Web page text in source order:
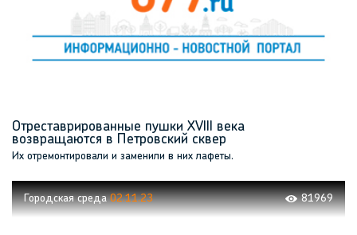
Отреставрированные пушки XVIII века
возвращаются в Петровский сквер
Их отремонтировали и заменили в них лафеты.
Городская среда02.11.23 81969